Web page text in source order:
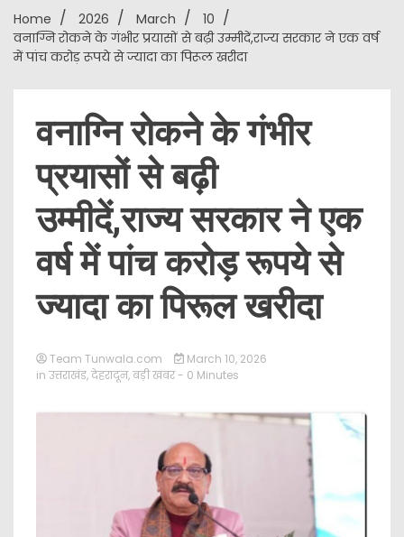
Home 2026 March
10
वनाग्नि रोकने के गंभीर प्रयासों से बढ़ी उम्मीदें,राज्य सरकार ने एक वर्ष
में पांच करोड़ रूपये से ज्यादा का पिरूल खरीदा
वनाग्नि रोकने के गंभीर
प्रयासों से बढ़ी
उम्मीदें,राज्य सरकार ने एक
वर्ष में पांच करोड़ रूपये से
ज्यादा का पिरूल खरीदा
Team Tunwala.com
March 10, 2026
in उत्तराखंड,देहरादून,बड़ी खबर - 0 Minutes